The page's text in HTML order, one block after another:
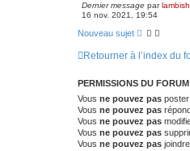
Dernier message parlambish
16 nov. 2021, 19:54
Nouveau sujet
Retourner à l’index du
PERMISSIONS DU FORUM
Vous ne pouvez pas
Vous ne pouvez pas
Vous ne pouvez pas
Vous ne pouvez pas
Vous ne pouvez pas